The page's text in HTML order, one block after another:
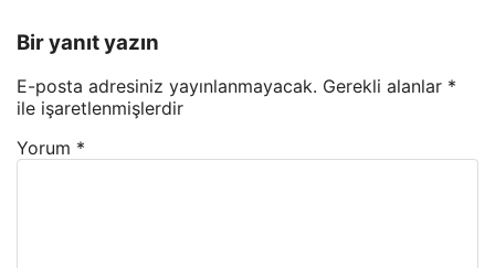
Bir yanıt yazın
E-posta adresiniz yayınlanmayacak. Gerekli alanlar *
ile işaretlenmişlerdir
Yorum *